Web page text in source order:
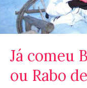
Já comeu
ou Rabo
Castor?